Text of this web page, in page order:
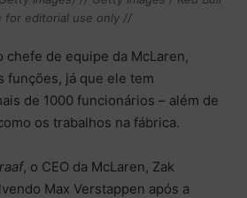
for editorial use only //
chefe de equipe da McLaren,
funções, já que ele tem
de 1000 funcionários – além de
os trabalhos na fábrica.
, o CEO da McLaren, Zak
Max Verstappen após a